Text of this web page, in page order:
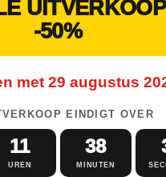
UITVERKOOP
-50%
met 29 augustus
EINDIGT OVER
11
UREN
38
MINUTEN